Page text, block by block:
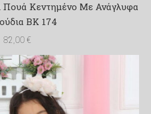
Πουά Κεντημένο Με Ανάγλυφα
BK 174
82,00 €